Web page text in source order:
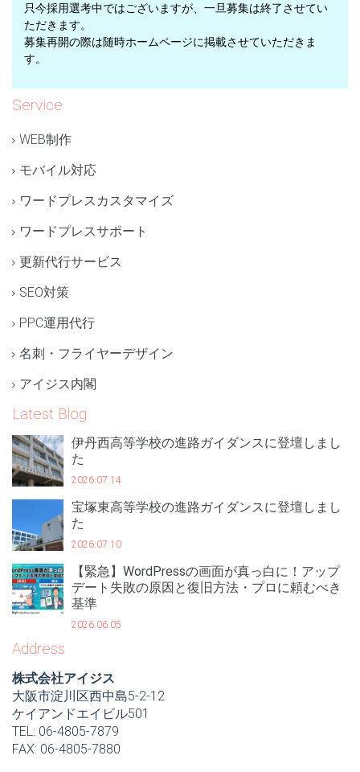
只今採用選考中ではございますが、一旦募集は終了させてい
ただきます。
募集再開の際は随時ホームページに掲載させていただきま
す。
Service
WEB制作
モバイル対応
ワードプレスカスタマイズ
ワードプレスサポート
更新代行サービス
SEO対策
PPC運用代行
名刺・フライヤーデザイン
アイジス内閣
Latest Blog
伊丹西高等学校の進路ガイダンスに登壇しまし
た
2026.07.14
宝塚東高等学校の進路ガイダンスに登壇しまし
た
2026.07.10
【緊急】WordPressの画面が真っ白に！アップ
デート失敗の原因と復旧方法・プロに頼むべき
基準
2026.06.05
Address
株式会社アイジス
大阪市淀川区西中島5-2-12
ケイアンドエイビル501
TEL: 06-4805-7879
FAX: 06-4805-7880